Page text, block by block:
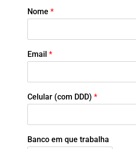
Nome *
Email *
Celular (com DDD) *
Banco em que trabalha